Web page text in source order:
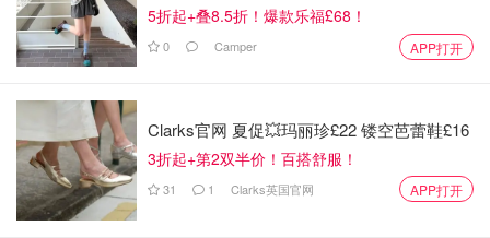
5折起+叠8.5折！爆款乐福£68！
0 Camper APP打开
Clarks官网 夏促💥玛丽珍£22 镂空芭蕾鞋£16
3折起+第2双半价！百搭舒服！
31 1 Clarks英国官网 APP打开